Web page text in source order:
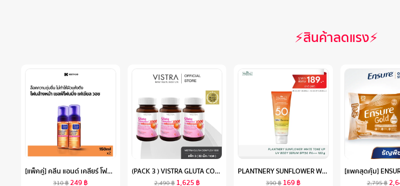
⚡สินค้าลดแรง⚡
[แพ็คคู่] คลีน แอนด์ เคลียร์ โฟมล้างหน้า เซลฟ์โฟมมิ่ง เฟเชียล วอช 150มล. X 2 CLEAN & CLEAR ESSENTIALS SELF FOAMING FACIAL WASH 150ML. X 2
310฿249฿
(PACK 3 ) VISTRA GLUTA COMPLEX 1000 PLUS RED ORANGE EXTRACT 30 CAPSULES - วิสทร้า กลูต้า คอมเพล็กซ์ 1000 พลัส เรด ออเร้นจ์ (30 เม็ด) [ แพค 3 ขวด = 90 เม็ด ]
2,490฿ 1,625 ฿
PLANTNERY SUNFLOWER WHITE TONE UP UV BODY SERUM SPF50 PA+++ 180 G
390฿ 169฿ 2,795฿